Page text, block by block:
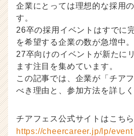
人
採
用
担
当
者
向
け
ノ
ウ
企業にとっては理想的な採用
す。
26卒の採用イベントはすでに
を希望する企業の数が急増中。
27卒向けのイベントが新たに
ます注目を集めています。
この記事では、企業が「チア
べき理由と、参加方法を詳し
チアフェス公式サイトはこちら
https://cheercareer.jp/lp/event